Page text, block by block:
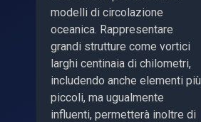
modelli di circolazione
oceanica. Rappresentare
grandi strutture come vortici
larghi centinaia di chilometri,
includendo anche elementi più
piccoli, ma ugualmente
influenti, permetterà inoltre di